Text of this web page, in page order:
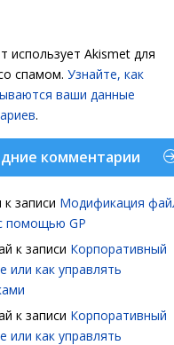
использует Akismet для
спамом. Узнайте, как
ваши данные
.
комментарии
к записи Модификация
помощью GP
к записи Корпоративный
или как управлять
к записи Корпоративный
или как управлять